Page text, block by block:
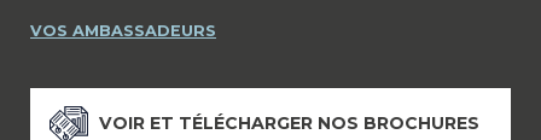
VOS AMBASSADEURS
VOIR ET TÉLÉCHARGER NOS BROCHURES